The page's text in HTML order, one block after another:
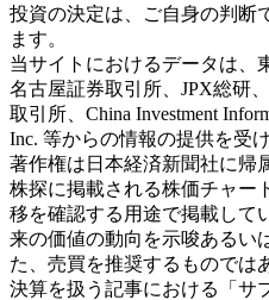
投資の決定は、ご自身の判断
ます。
当サイトにおけるデータは、
名古屋証券取引所、JPX総研
取引所、China Investment
Inc. 等からの情報の提供を受
著作権は日本経済新聞社に帰
株探に掲載される株価チャー
移を確認する用途で掲載して
来の価値の動向を示唆あるい
た、売買を推奨するものでは
決算を扱う記事における「サ